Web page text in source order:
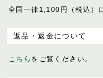
全国一律1,100円（税込）
返品・返金について
こちら をご覧ください。